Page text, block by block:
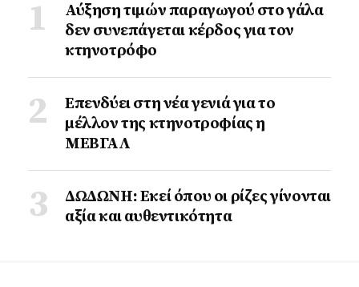
Αύξηση τιμών παραγωγού στο γάλα
δεν συνεπάγεται κέρδος για τον
κτηνοτρόφο
Επενδύει στη νέα γενιά για το
μέλλον της κτηνοτροφίας η
ΜΕΒΓΑΛ
ΔΩΔΩΝΗ: Εκεί όπου οι ρίζες γίνονται
αξία και αυθεντικότητα